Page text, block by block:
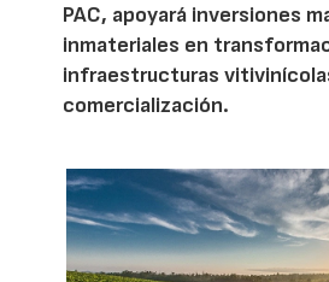
PAC, apoyará inversiones
inmateriales en
infraestructuras
comercialización.